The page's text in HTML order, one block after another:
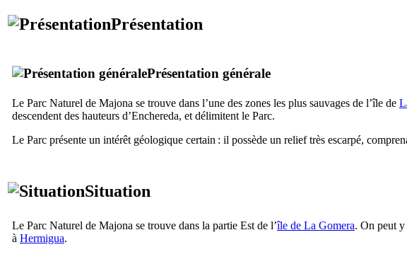
Présentation
Présentation générale
Le Parc Naturel de Majona se trouve dans l’une des zones les plus sauvages de l’île de
descendent des hauteurs d’Enchereda, et délimitent le Parc.
Le Parc présente un intérêt géologique certain : il possède un relief très escarpé,
Situation
Le Parc Naturel de Majona se trouve dans la partie Est de l’île de La Gomera. On peut y
à Hermigua.